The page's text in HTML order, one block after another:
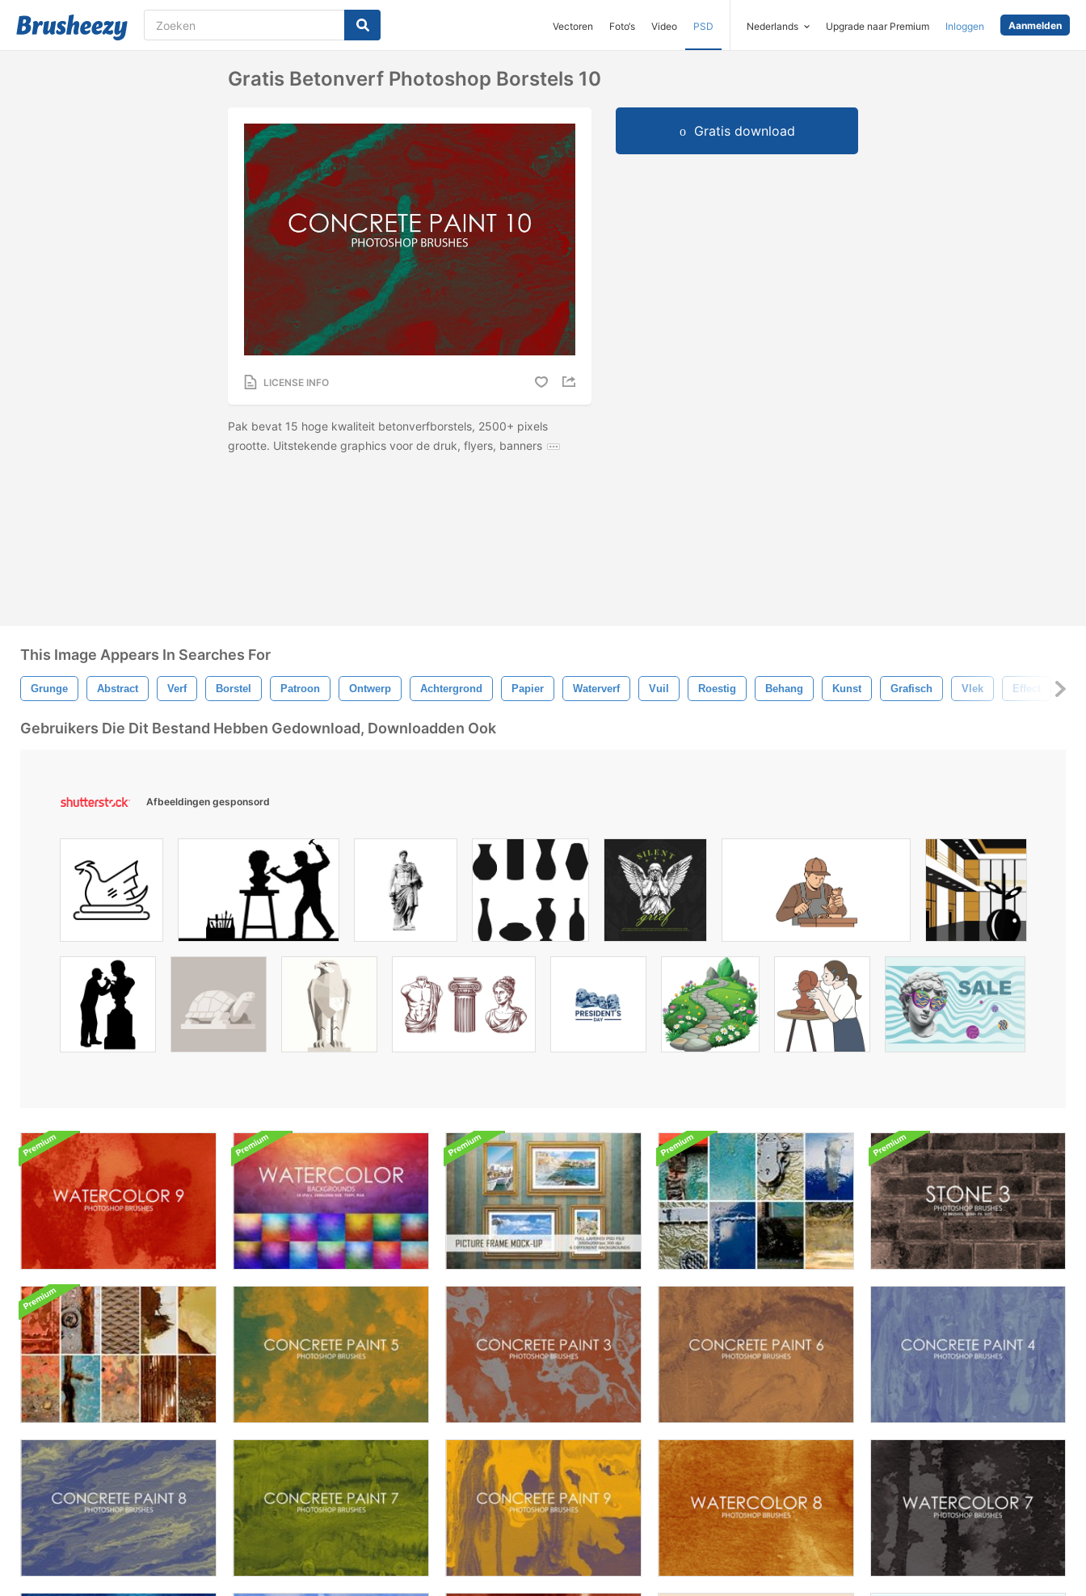
Vectoren Foto‘s Video PSD Nederlands Upgrade naar Premium Inloggen Aanmelden
Gratis Betonverf Photoshop Borstels 10
LICENSE INFO
Pak bevat 15 hoge kwaliteit betonverfborstels, 2500+ pixels
grootte. Uitstekende graphics voor de druk, flyers, banners
Gratis download
This Image Appears In Searches For
Grunge Abstract Verf Borstel Patroon Ontwerp Achtergrond Papier Waterverf Vuil Roestig Behang Kunst Grafisch Vlek Effect
Gebruikers Die Dit Bestand Hebben Gedownload, Downloadden Ook
Afbeeldingen gesponsord